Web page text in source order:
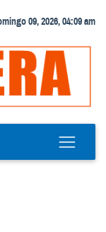
09, 2026, 04:09 am